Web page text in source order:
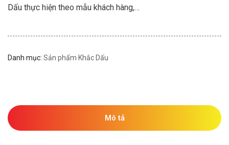
Dấu thực hiện theo mẫu khách hàng,…
Danh mục: Sản phẩm Khắc Dấu
Mô tả